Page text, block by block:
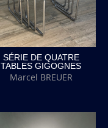
SÉRIE DE QUATRE
TABLES GIGOGNES
Marcel BREUER